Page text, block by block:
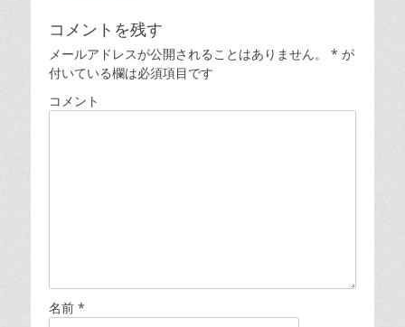
ビ
ゲ
ー
シ
事:
コメントを残す
メールアドレスが公開されることはありません。 * が
付いている欄は必須項目です
コメント
名前 *